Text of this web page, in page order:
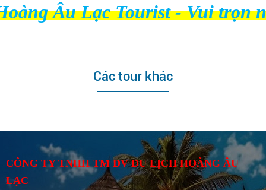
Âu Lạc Tourist - Vui trọn
Các tour khác
CÔNG TY TNHH TM DV DU LỊCH HOÀNG ÂU
LẠC